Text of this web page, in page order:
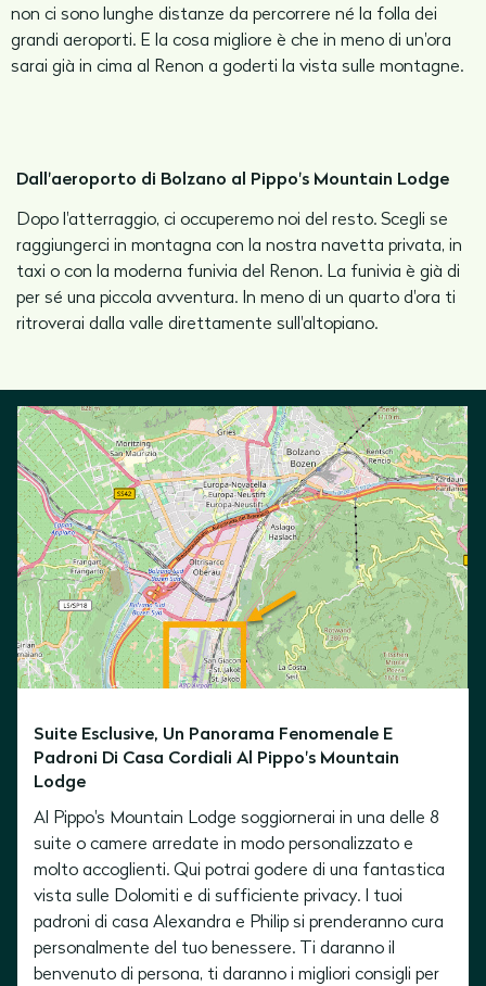
non ci sono lunghe distanze da percorrere né la folla dei
grandi aeroporti. E la cosa migliore è che in meno di un'ora
sarai già in cima al Renon a goderti la vista sulle montagne.
Dall'aeroporto di Bolzano al Pippo's Mountain Lodge
Dopo l'atterraggio, ci occuperemo noi del resto. Scegli se
raggiungerci in montagna con la nostra navetta privata, in
taxi o con la moderna funivia del Renon. La funivia è già di
per sé una piccola avventura. In meno di un quarto d'ora ti
ritroverai dalla valle direttamente sull'altopiano.
Suite Esclusive, Un Panorama Fenomenale E
Padroni Di Casa Cordiali Al Pippo's Mountain
Lodge
Al Pippo's Mountain Lodge soggiornerai in una delle 8
suite o camere arredate in modo personalizzato e
molto accoglienti. Qui potrai godere di una fantastica
vista sulle Dolomiti e di sufficiente privacy. I tuoi
padroni di casa Alexandra e Philip si prenderanno cura
personalmente del tuo benessere. Ti daranno il
benvenuto di persona, ti daranno i migliori consigli per